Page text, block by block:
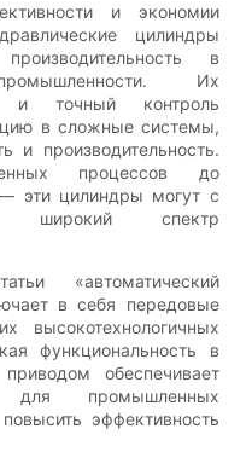
и экономии
цилиндры
в
Их
и точный контроль
в сложные системы,
и производительность.
процессов до
эти цилиндры могут с
широкий спектр
«автоматический
в себя передовые
высокотехнологичных
функциональность в
обеспечивает
для промышленных
эффективность